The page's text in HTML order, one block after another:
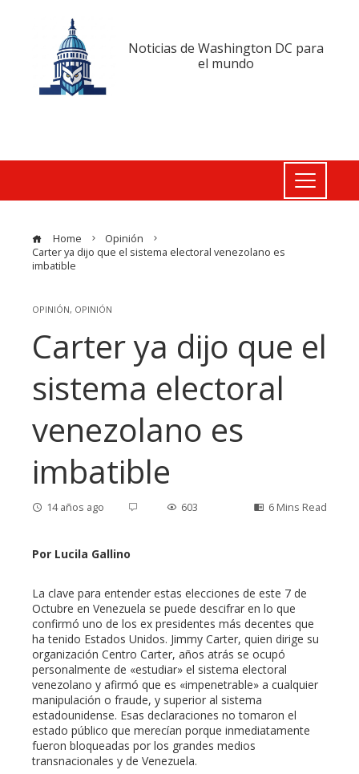
Noticias de Washington DC para
el mundo
Home
Opinión
Carter ya dijo que el sistema electoral venezolano es
imbatible
OPINIÓN, OPINIÓN
Carter ya dijo que el
sistema electoral
venezolano es
imbatible
14 años ago 603 6 Mins Read
Por Lucila Gallino
La clave para entender estas elecciones de este 7 de
Octubre en Venezuela se puede descifrar en lo que
confirmó uno de los ex presidentes más decentes que
ha tenido Estados Unidos. Jimmy Carter, quien dirige su
organización Centro Carter, años atrás se ocupó
personalmente de «estudiar» el sistema electoral
venezolano y afirmó que es «impenetrable» a cualquier
manipulación o fraude, y superior al sistema
estadounidense. Esas declaraciones no tomaron el
estado público que merecían porque inmediatamente
fueron bloqueadas por los grandes medios
transnacionales y de Venezuela.